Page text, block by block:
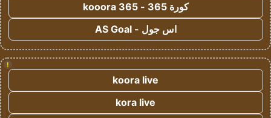
كورة 365 - kooora 365
اس جول - AS Goal
!
koora live
kora live